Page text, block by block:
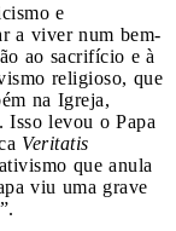
e
a viver num bem-
ao sacrifício e à
religioso, que
na Igreja,
Isso levou o Papa
Veritatis
que anula
viu uma grave